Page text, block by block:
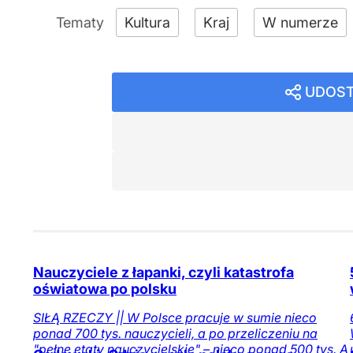
Kultura Kraj W numerze
Nauczyciele z łapanki, czyli katastrofa
oświatowa po polsku
SIŁĄ RZECZY || W Polsce pracuje w sumie nieco
ponad 700 tys. nauczycieli, a po przeliczeniu na
"pełne etaty nauczycielskie" – nieco ponad 500 tys. A